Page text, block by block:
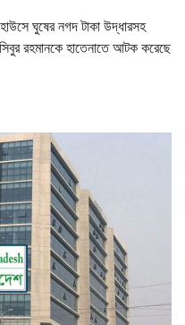
ঘুষের নগদ টাকা উদ্ধারসহ
রহমানকে হাতেনাতে আটক করেছে